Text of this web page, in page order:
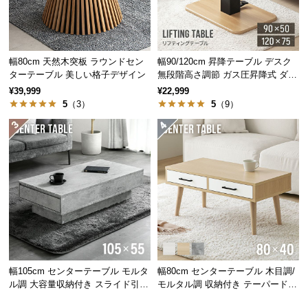
つ
い
て
返
品・
キ
ャ
ン
セ
ル
に
つ
い
て
保
証
大小どちらも使ってリビングや自室などのテーブル
として。伸縮することで自由な幅調整が可能です。
広々使える天板サイズ
シンプルなスクエア型のデザインはコンパクトなが
ら天板を広々と使うことができます。
幅80cm 天然木突板 ラウンドセン
ターテーブル 美しい格子デザイン
¥39,999
5 （3）
幅90/120cm 昇降テーブル デスク
無段階高さ調節 ガス圧昇降式 ダイ
ニング 高さ55~70cm
¥22,999
5 （9）
幅105cm センターテーブル モルタ
ル調 大容量収納付き スライド引き
幅80cm センターテーブル 木目調/
モルタル調 収納付き テーパードレ